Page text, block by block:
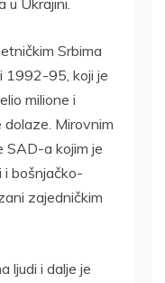
u Ukrajini.
Srbima
1992-95, koji je
milione i
dolaze. Mirovnim
SAD-a kojim je
i bošnjačko-
zajedničkim
ljudi i dalje je